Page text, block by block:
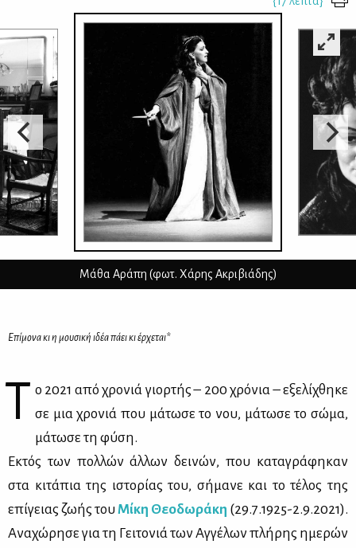
Μάθα Αράπη (φωτ. Χάρης Ακριβιάδης)
Επίμονα κι η μουσική ιδέα πάει κι έρχεται*
Τ ο 2021 από χρο­νιά γιορ­τής – 200 χρό­νια – εξε­λί­χθη­κε
σε μια χρο­νιά που μά­τω­σε το νου, μά­τω­σε το σώ­μα,
μά­τω­σε τη φύ­ση.
Εκτός των πολ­λών άλ­λων δει­νών, που κα­τα­γρά­φη­καν
στα κι­τά­πια της ιστο­ρί­ας του, σή­μα­νε και το τέ­λος της
επί­γειας ζω­ής τουΜί­κη Θε­ο­δω­ρά­κη (29.7.1925-2.9.2021).
Ανα­χώ­ρη­σε για τη Γει­το­νιά των Αγ­γέ­λων πλή­ρης ημε­ρών